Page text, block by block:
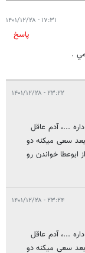
۱۷:۳۱ - ۱۴۰۱/۱۲/۲۸
پاسخ
.
۲۳:۲۲ - ۱۴۰۱/۱۲/۲۸
...، آدم عاقل
سعی میکنه دو
ابوعطا خواندن رو
۲۳:۲۴ - ۱۴۰۱/۱۲/۲۸
...، آدم عاقل
سعی میکنه دو